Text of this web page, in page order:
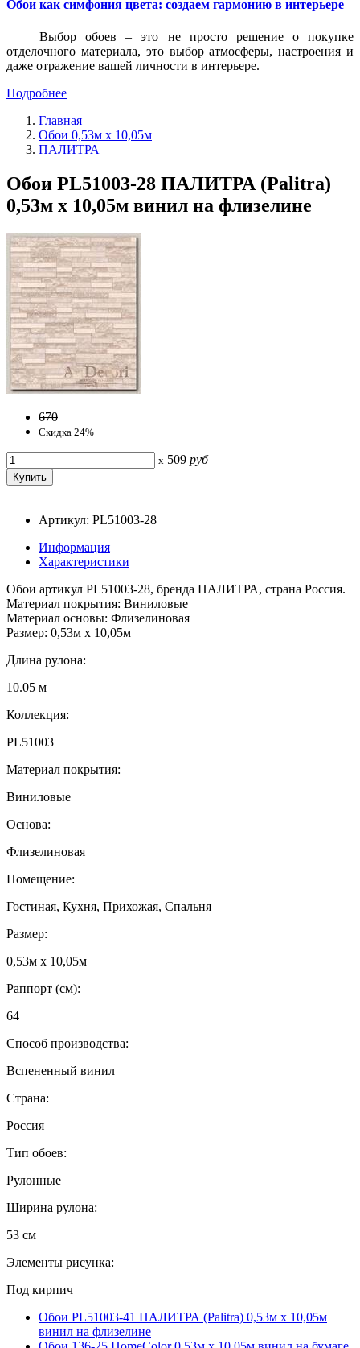
Обои как симфония цвета: создаем гармонию в интерьере
Выбор обоев – это не просто решение о покупке
отделочного материала, это выбор атмосферы, настроения и
даже отражение вашей личности в интерьере.
Подробнее
Главная
Обои 0,53м x 10,05м
ПАЛИТРА
Обои PL51003-28 ПАЛИТРА (Palitra)
0,53м x 10,05м винил на флизелине
670
Скидка 24%
x 509 руб
Артикул: PL51003-28
Информация
Характеристики
Обои артикул PL51003-28, бренда ПАЛИТРА, страна Россия.
Материал покрытия: Виниловые
Материал основы: Флизелиновая
Размер: 0,53м x 10,05м
Длина рулона:
10.05 м
Коллекция:
PL51003
Материал покрытия:
Виниловые
Основа:
Флизелиновая
Помещение:
Гостиная, Кухня, Прихожая, Спальня
Размер:
0,53м x 10,05м
Раппорт (см):
64
Способ производства:
Вспененный винил
Страна:
Россия
Тип обоев:
Рулонные
Ширина рулона:
53 см
Элементы рисунка:
Под кирпич
Обои PL51003-41 ПАЛИТРА (Palitra) 0,53м x 10,05м
винил на флизелине